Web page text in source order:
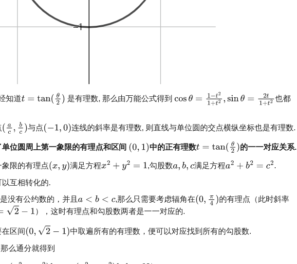
知道 是有理数, 那么由万能公式得到
也都
与点 连线的斜率是有理数, 则直线与单位圆的交点横纵坐标也是有理数.
位圆周上第一象限的有理点和区间 中的正有理数 的一一对应关系.
限的有理点 满足方程 ,勾股数 满足方程 .
互相转化的.
是没有公约数的，并且 ,那么只需要考虑辐角在
的有理点（此时斜率
），这时有理点和勾股数两者是一一对应的.
区间 中取遍所有的有理数，便可以对应找到所有的勾股数.
么通分就得到